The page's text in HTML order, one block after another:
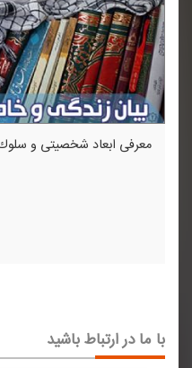
معرفی ابعاد شخصیتی و
با ما در ارتباط باشید